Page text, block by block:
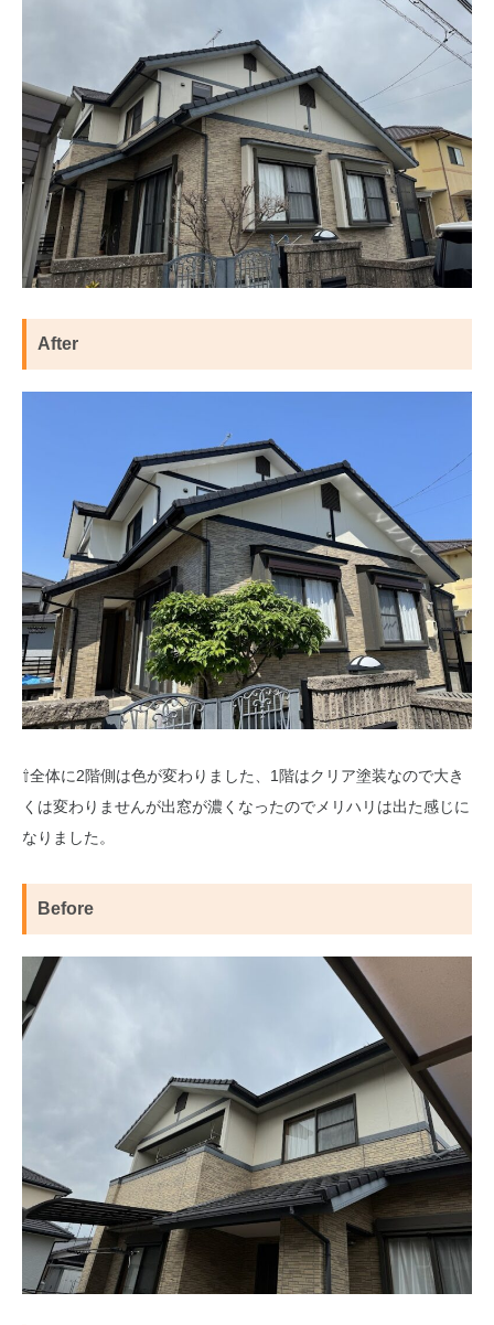
After
⇧全体に2階側は色が変わりました、1階はクリア塗装なので大き
くは変わりませんが出窓が濃くなったのでメリハリは出た感じに
なりました。
Before